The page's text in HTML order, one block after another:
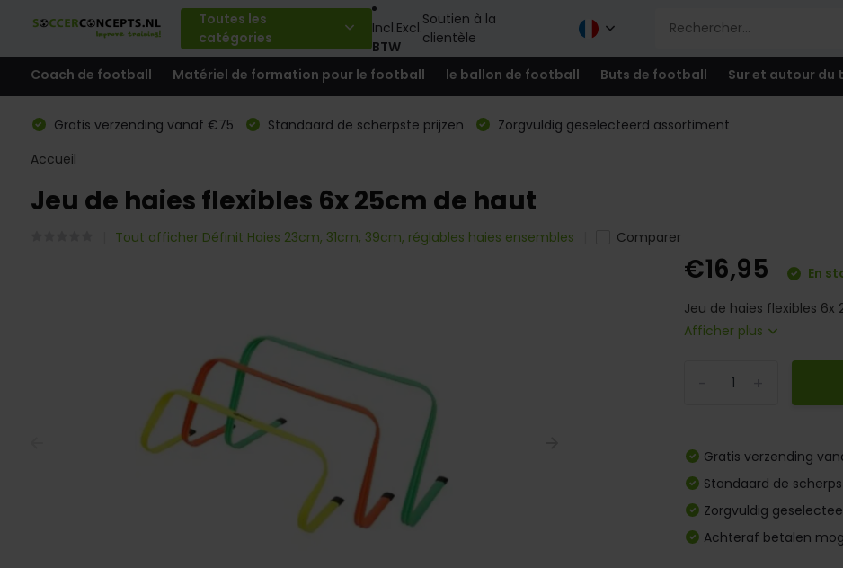
Toutes les
catégories
Incl.Excl.
BTW
Soutien à la
clientèle
Coach de football Matériel de formation pour le football le ballon de football Buts de football Sur et autour du
Gratis verzending vanaf €75 Standaard de scherpste prijzen
Zorgvuldig geselecteerd assortiment
Accueil
Jeu de haies flexibles 6x 25cm de haut
Tout afficher Définit Haies 23cm, 31cm, 39cm, réglables haies ensembles Comparer
€16,95
En
Jeu de haies flexibles
Afficher plus
Gratis verzending
Standaard de
Zorgvuldig
Achteraf betalen